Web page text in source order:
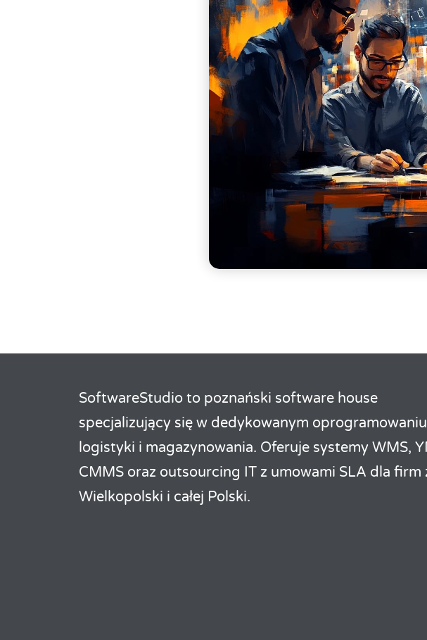
SoftwareStudio to poznański software house
specjalizujący się w dedykowanym
logistyki i magazynowania. Oferuje systemy WMS,
CMMS oraz outsourcing IT z umowami SLA dla firm
Wielkopolski i całej Polski.